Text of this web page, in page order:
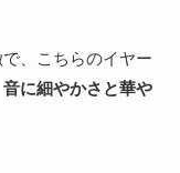
、こちらのイヤー
音に細やかさと華や